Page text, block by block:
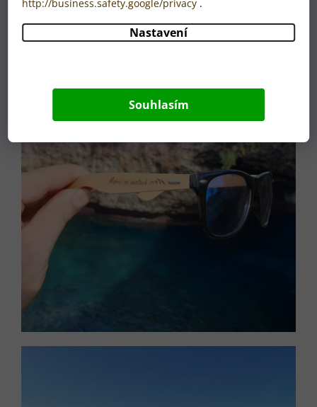
http://business.safety.google/privacy .
Nastavení
Souhlasím